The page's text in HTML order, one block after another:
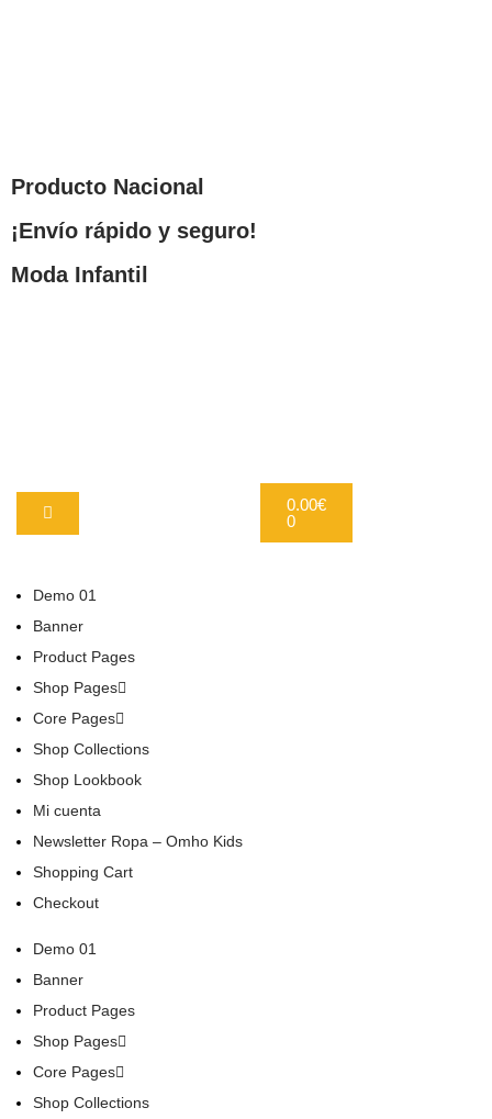
Producto Nacional
¡Envío rápido y seguro!
Moda Infantil
0.00€
0
Demo 01
Banner
Product Pages
Shop Pages
Core Pages
Shop Collections
Shop Lookbook
Mi cuenta
Newsletter Ropa – Omho Kids
Shopping Cart
Checkout
Demo 01
Banner
Product Pages
Shop Pages
Core Pages
Shop Collections